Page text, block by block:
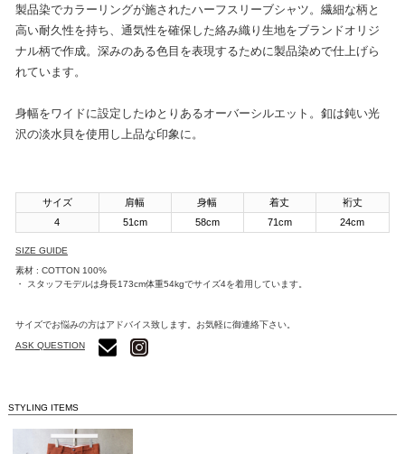
製品染でカラーリングが施されたハーフスリーブシャツ。繊細な柄と
高い耐久性を持ち、通気性を確保した絡み織り生地をブランドオリジ
ナル柄で作成。深みのある色目を表現するために製品染めで仕上げら
れています。
身幅をワイドに設定したゆとりあるオーバーシルエット。釦は鈍い光
沢の淡水貝を使用し上品な印象に。
サイズ 肩幅 身幅 着丈
裄丈
4
51cm 58cm 71cm 24cm
SIZE GUIDE
素材 : COTTON 100%
・ スタッフモデルは身長173cm体重54kgでサイズ4を着用しています。
サイズでお悩みの方はアドバイス致します。お気軽に御連絡下さい。
ASK QUESTION
STYLING ITEMS